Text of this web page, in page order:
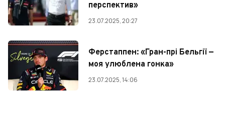
перспектив»
23.07.2025, 20:27
Ферстаппен: «Гран-прі Бельгії —
моя улюблена гонка»
23.07.2025, 14:06